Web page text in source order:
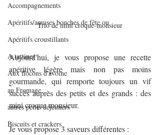
Accompagnements
Apéritifs/amuses bouches de fête ou
Apéritifs croustillants
A tartiner
Aux flocons d'avoine
au Fromage
autres petits déjeuners
Biscuits et crackers
Trio de mini croque-monsieur
Aujourd'hui, je vous propose une recette
apéritive légère mais non pas moins
gourmande, qui remporte toujours un vif
succès auprès des petits et des grands : des
mini croque monsieur.
Je vous propose 3 saveurs différentes :